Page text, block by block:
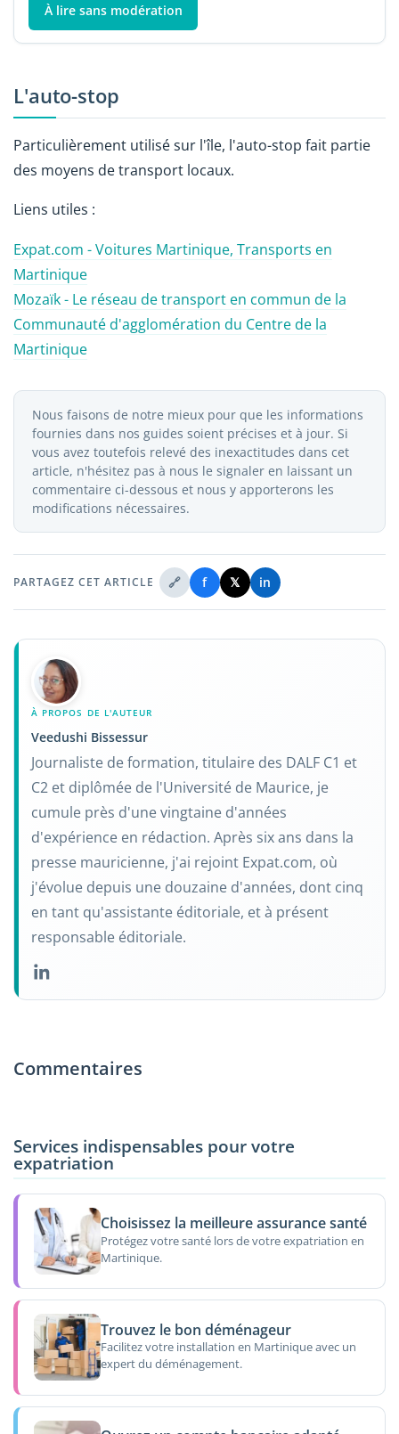
À lire sans modération
L'auto-stop
Particulièrement utilisé sur l'île, l'auto-stop fait partie
des moyens de transport locaux.
Liens utiles :
Expat.com - Voitures Martinique, Transports en
Martinique
Mozaïk - Le réseau de transport en commun de la
Communauté d'agglomération du Centre de la
Martinique
Nous faisons de notre mieux pour que les informations
fournies dans nos guides soient précises et à jour. Si
vous avez toutefois relevé des inexactitudes dans cet
article, n'hésitez pas à nous le signaler en laissant un
commentaire ci-dessous et nous y apporterons les
modifications nécessaires.
PARTAGEZ CET ARTICLE 🔗 f 𝕏 in
À PROPOS DE L'AUTEUR
Veedushi Bissessur
Journaliste de formation, titulaire des DALF C1 et
C2 et diplômée de l'Université de Maurice, je
cumule près d'une vingtaine d'années
d'expérience en rédaction. Après six ans dans la
presse mauricienne, j'ai rejoint Expat.com, où
j'évolue depuis une douzaine d'années, dont cinq
en tant qu'assistante éditoriale, et à présent
responsable éditoriale.
Commentaires
Services indispensables pour votre
expatriation
Choisissez la meilleure assurance santé
Protégez votre santé lors de votre expatriation en
Martinique.
Trouvez le bon déménageur
Facilitez votre installation en Martinique avec un
expert du déménagement.